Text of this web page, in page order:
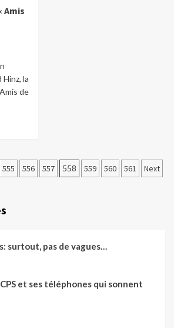
Amis
la
de
555 556 557 558 559 560 561 Next
surtout, pas de vagues…
et ses téléphones qui sonnent